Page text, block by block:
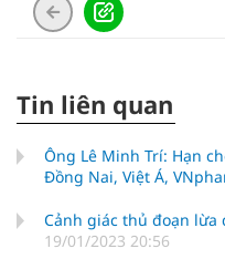
Tin liên quan
Ông Lê Minh Trí: Hạn
Đồng Nai, Việt Á,
Cảnh giác thủ đoạn lừa
19/01/2023 20:56